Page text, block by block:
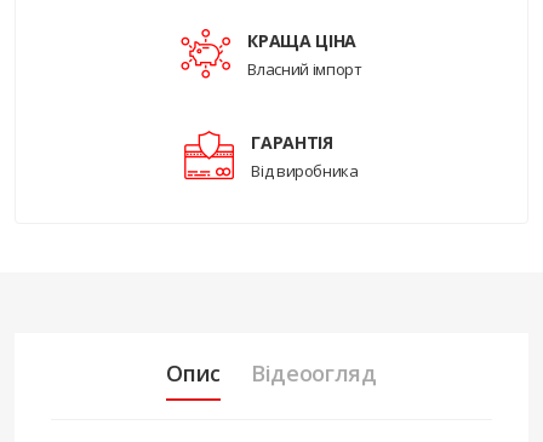
КРАЩА ЦІНА
Власний імпорт
ГАРАНТІЯ
Від виробника
Опис Відеоогляд